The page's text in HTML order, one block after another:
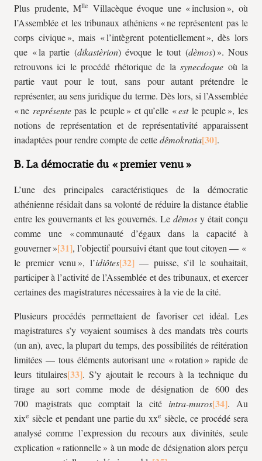
Plus prudente, Mlle Villacèque évoque une « inclusion », où
l’Assemblée et les tribunaux athéniens « ne représentent pas le
corps civique », mais « l’intègrent potentiellement », dès lors
que « la partie (dikastèrion) évoque le tout (dèmos) ». Nous
retrouvons ici le procédé rhétorique de lasynecdoque où la
partie vaut pour le tout, sans pour autant prétendre le
représenter, au sens juridique du terme. Dès lors, si l’Assemblée
« ne représentepas le peuple » et qu’elle «est le peuple », les
notions de représentation et de représentativité apparaissent
inadaptées pour rendre compte de cettedêmokratia .
B. La démocratie du « premier venu »
L’une des principales caractéristiques de la démocratie
athénienne résidait dans sa volonté de réduire la distance établie
entre les gouvernants et les gouvernés. Le dêmos y était conçu
comme une « communauté d’égaux dans la capacité à
gouverner »
, l’objectif poursuivi étant que tout citoyen — «
le premier venu », l’idiôtes
— puisse, s’il le souhaitait,
participer à l’activité de l’Assemblée et des tribunaux, et exercer
certaines des magistratures nécessaires à la vie de la cité.
Plusieurs procédés permettaient de favoriser cet idéal. Les
magistratures s’y voyaient soumises à des mandats très courts
(un an), avec, la plupart du temps, des possibilités de réitération
limitées — tous éléments autorisant une « rotation » rapide de
leurs titulaires
. S’y ajoutait le recours à la technique du
tirage au sort comme mode de désignation de 600 des
700 magistrats que comptait la cité intra-muros
. Au
xixe siècle et pendant une partie du xxe siècle, ce procédé sera
analysé comme l’expression du recours aux divinités, seule
explication « rationnelle » à un mode de désignation alors perçu